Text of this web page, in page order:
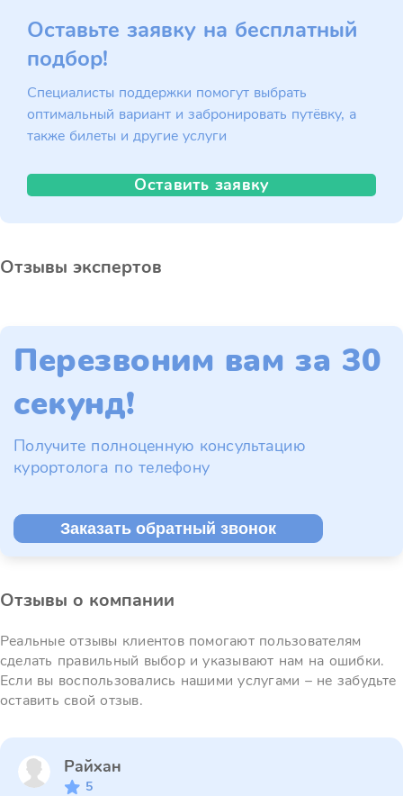
Оставьте заявку на бесплатный
подбор!
Специалисты поддержки помогут выбрать
оптимальный вариант и забронировать путёвку, а
также билеты и другие услуги
Оставить заявку
Отзывы экспертов
Перезвоним вам за 30
секунд!
Получите полноценную консультацию
курортолога по телефону
Заказать обратный звонок
Отзывы о компании
Реальные отзывы клиентов помогают пользователям
сделать правильный выбор и указывают нам на ошибки.
Если вы воспользовались нашими услугами – не забудьте
оставить свой отзыв.
Райхан
5